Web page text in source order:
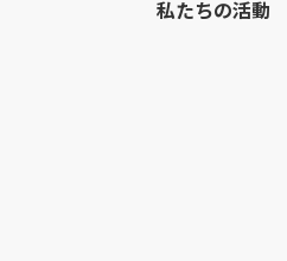
私たちの活動